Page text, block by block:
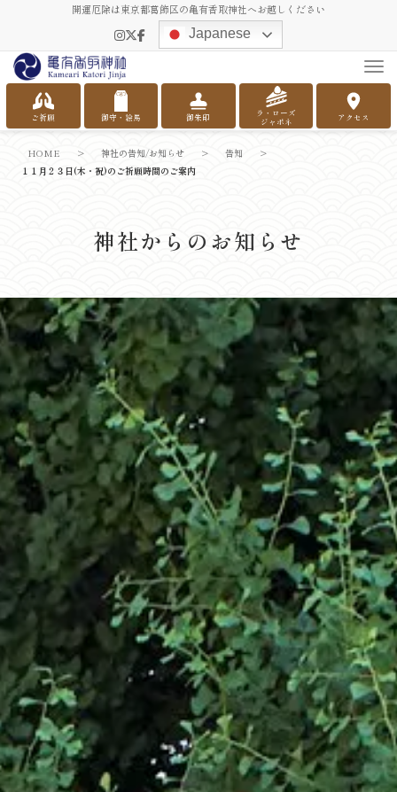
開運厄除は東京都葛飾区の亀有香取神社へお越しください
Japanese
ご祈願 御守・絵馬 御朱印
ラ・ローズ
ジャポネ
アクセス
神社からのお知らせ
HOME > 神社の告知/お知らせ > 告知
>
１１月２３日(木・祝)のご祈願時間のご案内